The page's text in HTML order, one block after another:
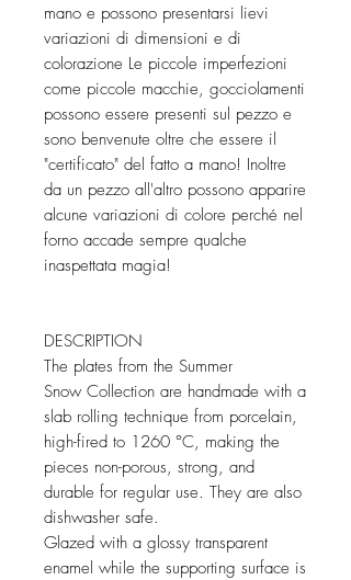
mano e possono presentarsi lievi
variazioni di dimensioni e di
colorazione Le piccole imperfezioni
come piccole macchie, gocciolamenti
possono essere presenti sul pezzo e
sono benvenute oltre che essere il
"certificato" del fatto a mano! Inoltre
da un pezzo all'altro possono apparire
alcune variazioni di colore perché nel
forno accade sempre qualche
inaspettata magia!
DESCRIPTION
The plates from the Summer
Snow Collection are handmade with a
slab rolling technique from porcelain,
high-fired to 1260 °C, making the
pieces non-porous, strong, and
durable for regular use. They are also
dishwasher safe.
Glazed with a glossy transparent
enamel while the supporting surface is